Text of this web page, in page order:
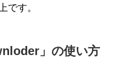
です。
」の使い方